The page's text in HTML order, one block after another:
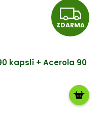
Z
D
A
R
M
ZDARMA
kapslí + Acerola 90